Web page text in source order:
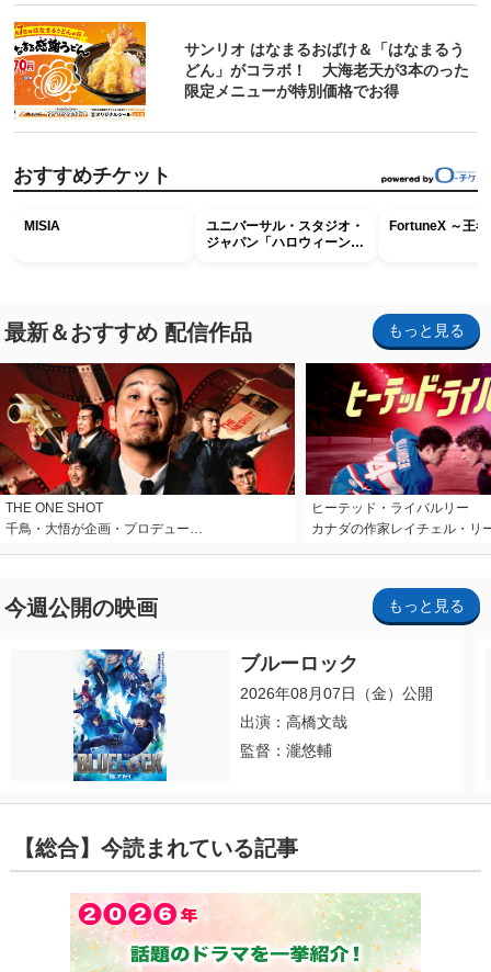
サンリオ はなまるおばけ＆「はなまるう
どん」がコラボ！ 大海老天が3本のった
限定メニューが特別価格でお得
おすすめチケット
MISIA
ユニバーサル・スタジオ・
ジャパン「ハロウィーン・
FortuneX ～王
最新＆おすすめ 配信作品 もっと見る
THE ONE SHOT
千鳥・大悟が企画・プロデュー…
ヒーテッド・ライバルリー
カナダの作家レイチェル・リ
今週公開の映画 もっと見る
ブルーロック
2026年08月07日（金）公開
出演：高橋文哉
監督：瀧悠輔
【総合】今読まれている記事